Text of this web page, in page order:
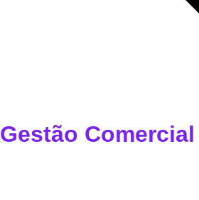
Gestão Comercial